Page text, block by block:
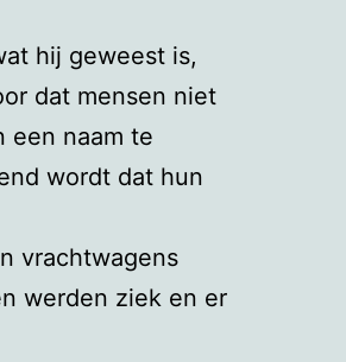
hij geweest is,
dat mensen niet
een naam te
wordt dat hun
vrachtwagens
werden ziek en er